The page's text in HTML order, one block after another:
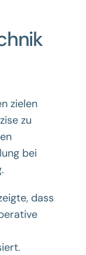
zielen
zu
bei
dass